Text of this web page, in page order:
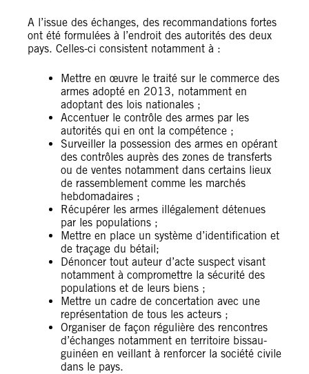
A l’issue des échanges, des recommandations fortes
ont été formulées à l’endroit des autorités des deux
pays. Celles-ci consistent notamment à :
Mettre en œuvre le traité sur le commerce des
armes adopté en 2013, notamment en
adoptant des lois nationales ;
Accentuer le contrôle des armes par les
autorités qui en ont la compétence ;
Surveiller la possession des armes en opérant
des contrôles auprès des zones de transferts
ou de ventes notamment dans certains lieux
de rassemblement comme les marchés
hebdomadaires ;
Récupérer les armes illégalement détenues
par les populations ;
Mettre en place un système d’identification et
de traçage du bétail;
Dénoncer tout auteur d’acte suspect visant
notamment à compromettre la sécurité des
populations et de leurs biens ;
Mettre un cadre de concertation avec une
représentation de tous les acteurs ;
Organiser de façon régulière des rencontres
d’échanges notamment en territoire bissau-
guinéen en veillant à renforcer la société civile
dans le pays.